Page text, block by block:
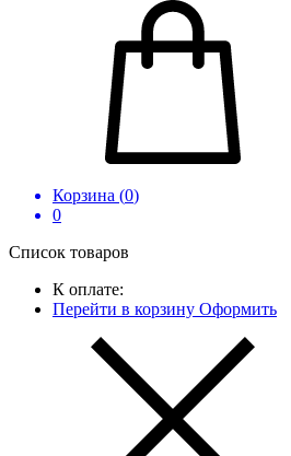
Корзина (0)
0
Список товаров
К оплате:
Перейти в корзину Оформить